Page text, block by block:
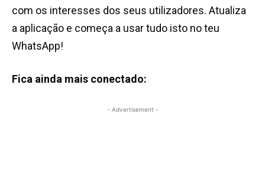
com os interesses dos seus utilizadores. Atualiza
a aplicação e começa a usar tudo isto no teu
WhatsApp!
Fica ainda mais conectado:
- Advertisement -